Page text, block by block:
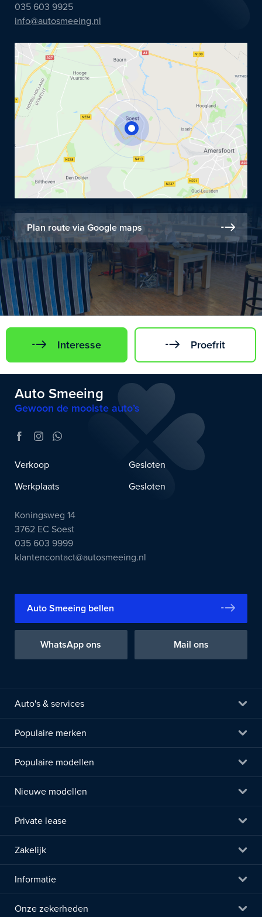
035 603 9925
info@autosmeeing.nl
Plan route via Google maps
Interesse Proefrit
Auto Smeeing
Gewoon de mooiste auto’s
Verkoop
Gesloten
Werkplaats
Gesloten
Koningsweg 14
3762 EC Soest
035 603 9999
klantencontact@autosmeeing.nl
Auto Smeeing bellen
WhatsApp ons Mail ons
Auto's & services
Populaire merken
Populaire modellen
Nieuwe modellen
Private lease
Zakelijk
Informatie
Onze zekerheden